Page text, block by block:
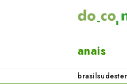
anais
brasilsudeste